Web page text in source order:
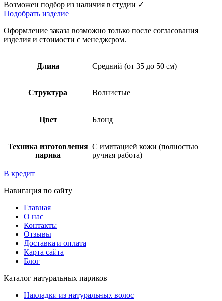
Возможен подбор из наличия в студии ✓
Подобрать изделие
Оформление заказа возможно только после согласования
изделия и стоимости с менеджером.
Длина Средний (от 35 до 50 см)
Структура Волнистые
Цвет Блонд
Техника изготовления
парика
С имитацией кожи (полностью
ручная работа)
В кредит
Навигация по сайту
Главная
О нас
Контакты
Отзывы
Доставка и оплата
Карта сайта
Блог
Каталог натуральных париков
Накладки из натуральных волос